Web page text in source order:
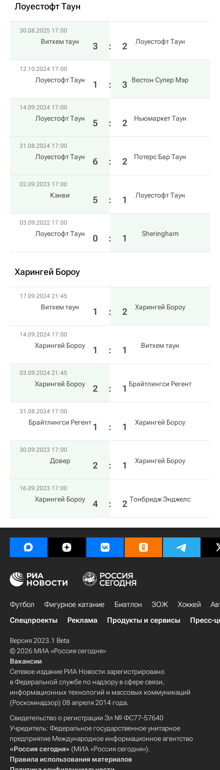
Лоуестофт Таун
30.08.2025 17:00
Витхем таун 3 : 2 Лоуестофт Таун
12.10.2024 17:00
Лоуестофт Таун 1 : 3 Вестон Супер Мэр
14.09.2024 17:00
Лоуестофт Таун 5 : 2 Ньюмаркет Таун
31.08.2024 17:00
Лоуестофт Таун 6 : 2 Потерс Бар Таун
02.09.2023 17:00
Кэнви 5 : 1 Лоуестофт Таун
03.09.2022 17:00
Лоуестофт Таун 0 : 1 Sheringham
Харингей Бороу
17.09.2024 21:45
Витхем таун 1 : 2 Харингей Бороу
14.09.2024 17:00
Харингей Бороу 1 : 1 Витхем таун
03.09.2024 21:45
Харингей Бороу 2 : 1 Брайтлингси Регент
31.08.2024 17:00
Брайтлингси Регент 1 : 1 Харингей Бороу
30.09.2023 17:00
Довер 2 : 1 Харингей Бороу
16.09.2023 17:00
Харингей Бороу 4 : 2 Тонбридж Энджелс
Футбол Фигурное катание Биатлон ЗОЖ Хоккей
Спецпроекты
Реклама Продукты и сервисы Пресс-
Версия 2023.1 Beta
© 2026 МИА «Россия сегодня»
Вакансии
Сетевое издание РИА Новости зарегистрировано
в Федеральной службе по надзору в сфере связи,
информационных технологий и массовых коммуникаций
(Роскомнадзор) 08 апреля 2014 года.
Свидетельство о регистрации Эл № ФС77-57640
Учредитель: Федеральное государственное унитарное
предприятие Международное информационное агентство
«Россия сегодня» (МИА «Россия сегодня»).
Правила использования материалов